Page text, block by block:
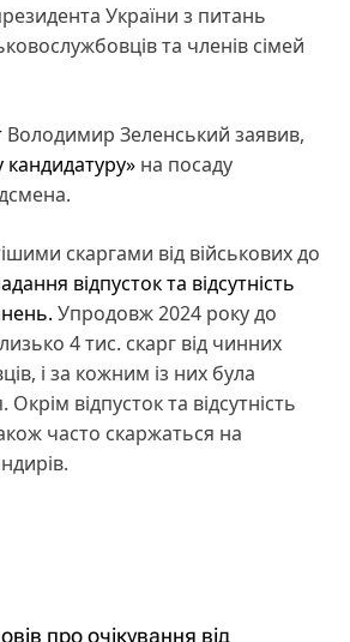
України з питань
та членів сімей
Володимир Зеленський заявив,
на посаду
скаргами від військових до
відпусток та відсутність
Упродовж 2024 року до
4 тис. скарг від чинних
і за кожним із них була
відпусток та відсутність
часто скаржаться на
про очікування від